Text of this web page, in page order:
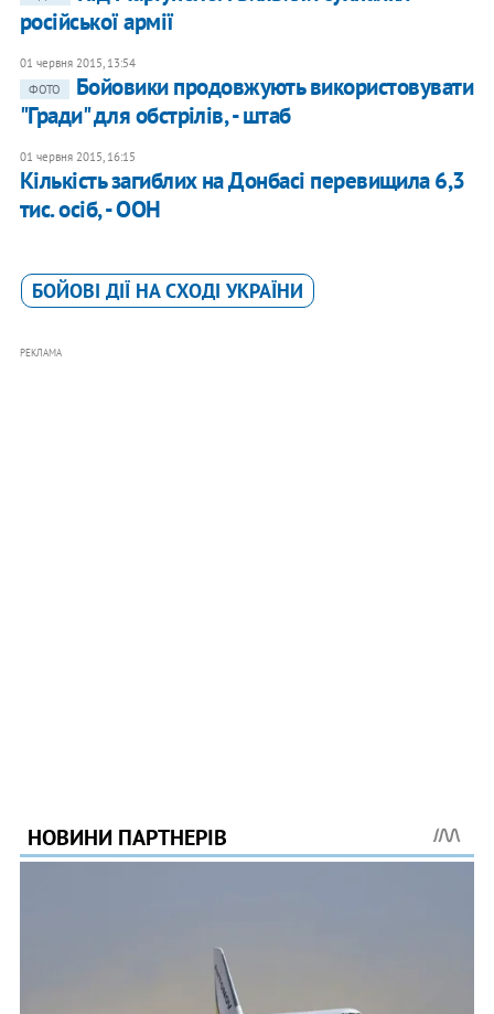
російської армії
01 червня 2015, 13:54
ФОТО
Бойовики продовжують використовувати
"Гради" для обстрілів, - штаб
01 червня 2015, 16:15
Кількість загиблих на Донбасі перевищила 6,3
тис. осіб, - ООН
БОЙОВІ ДІЇ НА СХОДІ УКРАЇНИ
РЕКЛАМА